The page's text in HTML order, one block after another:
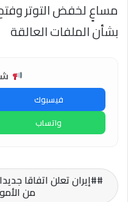
مساعٍ لخفض التوتر
بشأن الملفات العالقة
فيسبوك
واتساب
من